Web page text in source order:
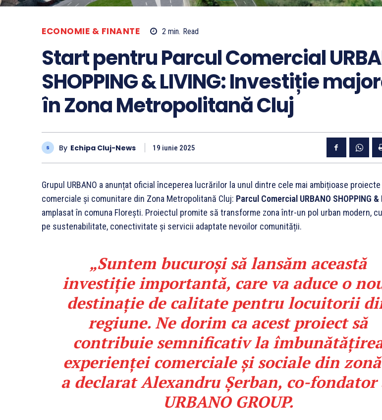
ECONOMIE & FINANTE 2 min. Read
Start pentru Parcul Comercial
SHOPPING & LIVING: Investiție
în Zona Metropolitană Cluj
By Echipa Cluj-News 19 iunie 2025
Grupul URBANO a anunțat oficial începerea lucrărilor la unul dintre cele mai ambițioase proiecte
comerciale și comunitare din Zona Metropolitană Cluj: Parcul Comercial URBANO SHOPPING &
amplasat în comuna Florești. Proiectul promite să transforme zona într-un pol urban modern,
pe sustenabilitate, conectivitate și servicii adaptate nevoilor comunității.
„Suntem bucuroși să lansăm această
investiție importantă, care va aduce o
destinație de calitate pentru locuitorii
regiune. Ne dorim ca acest proiect să
contribuie semnificativ la
experienței comerciale și sociale din
a declaratAlexandru Șerban, co-fondator
URBANO GROUP.